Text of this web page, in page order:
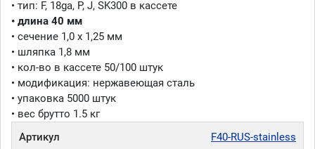
• тип: F, 18ga, P, J, SK300 в кассете
• длина 40 мм
• сечение 1,0 x 1,25 мм
• шляпка 1,8 мм
• кол-во в кассете 50/100 штук
• модификация: нержавеющая сталь
• упаковка 5000 штук
• вес брутто 1.5 кг
Артикул
F40-RUS-stainless